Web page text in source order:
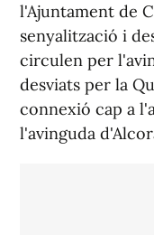
l'Ajuntament de
senyalització i
circulen per
desviats per la
connexió cap a
l'avinguda